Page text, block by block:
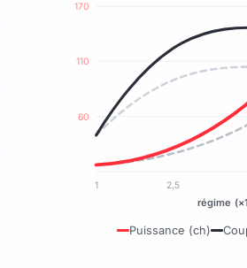
60
110
170
1 2,5
régime
Puissance (ch)